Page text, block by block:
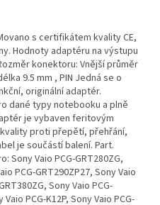
s certifikátem kvality CE,
Hodnoty adaptéru na výstupu
konektoru: Vnější průměr
9.5 mm , PIN Jedná se o
originální adaptér.
dané typy notebooku a plně
je vybaven feritovým
proti přepětí, přehřání,
je součástí balení. Part.
Sony Vaio PCG-GRT280ZG,
PCG-GRT290ZP27, Sony Vaio
Sony Vaio PCG-
PCG-K12P, Sony Vaio PCG-